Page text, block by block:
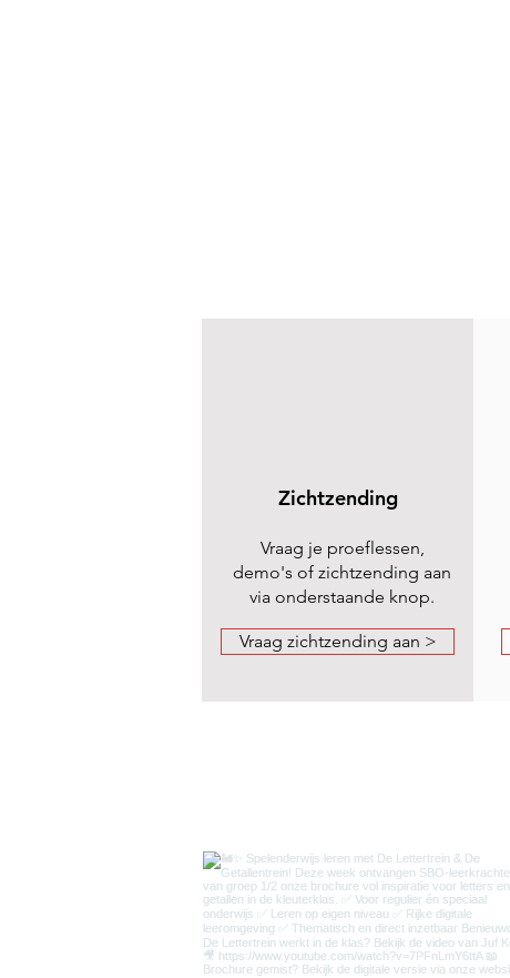
Zichtzending
Vraag je proeflessen,
demo's of zichtzending aan
via onderstaande knop.
Vraag zichtzending aan >